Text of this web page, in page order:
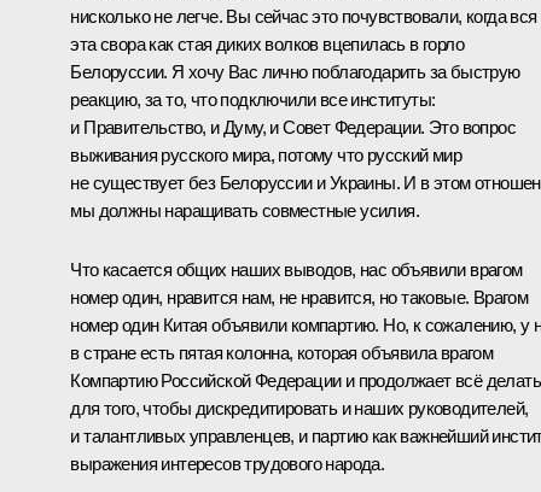
нисколько не легче. Вы сейчас это почувствовали, когда вся
эта свора как стая диких волков вцепилась в горло
Белоруссии. Я хочу Вас лично поблагодарить за быструю
реакцию, за то, что подключили все институты:
и Правительство, и Думу, и Совет Федерации. Это вопрос
выживания русского мира, потому что русский мир
не существует без Белоруссии и Украины. И в этом
мы должны наращивать совместные усилия.
Что касается общих наших выводов, нас объявили врагом
номер один, нравится нам, не нравится, но таковые. Врагом
номер один Китая объявили компартию. Но, к сожалению, у
в стране есть пятая колонна, которая объявила врагом
Компартию Российской Федерации и продолжает всё делать
для того, чтобы дискредитировать и наших руководителей,
и талантливых управленцев, и партию как важнейший
выражения интересов трудового народа.